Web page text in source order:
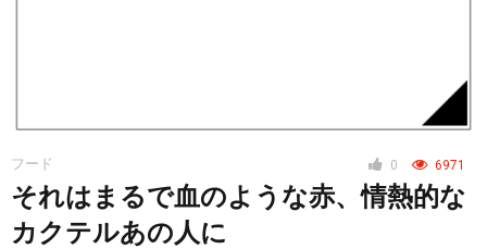
0 6971
フード
それはまるで血のような赤、情熱的な
カクテルあの人に